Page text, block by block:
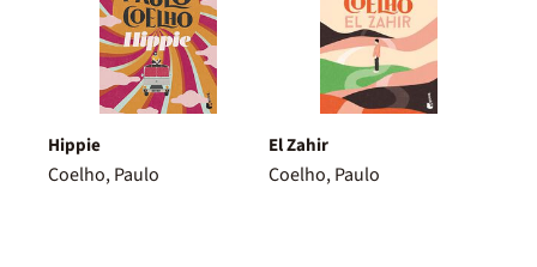
Hippie
Coelho, Paulo
El Zahir
Coelho, Paulo